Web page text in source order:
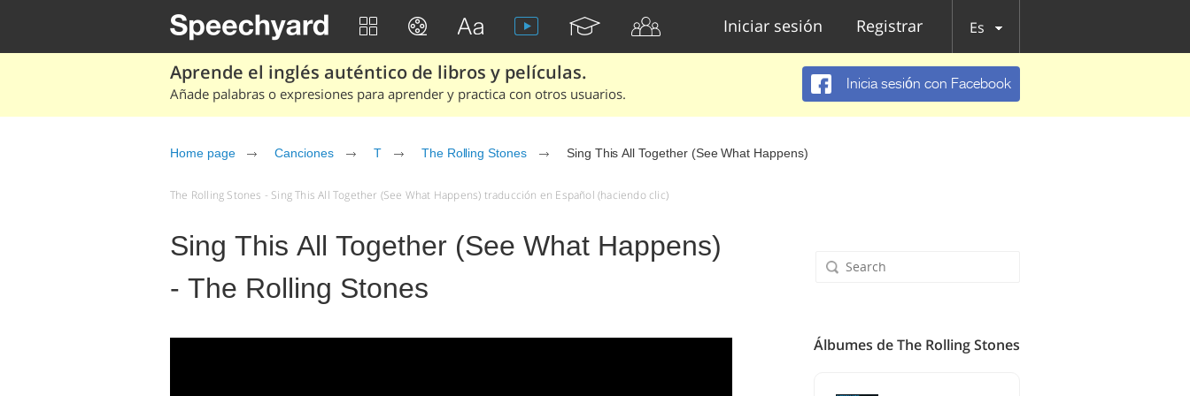
Iniciar sesión Registrar Es
Aprende el inglés auténtico de libros y películas.
Añade palabras o expresiones para aprender y practica con otros usuarios.
Inicia sesión con Facebook
Home page Canciones T The Rolling Stones Sing This All Together (See What Happens)
The Rolling Stones - Sing This All Together (See What Happens) traducción en Español (haciendo clic)
Sing This All Together (See What Happens)
- The Rolling Stones
Álbumes de The Rolling Stones